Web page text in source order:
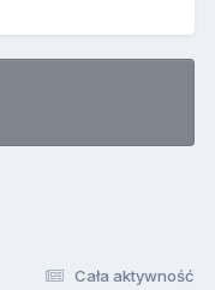
Cała aktywność